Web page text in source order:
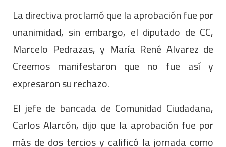
La directiva proclamó que la aprobación fue por
unanimidad, sin embargo, el diputado de CC,
Marcelo Pedrazas, y María René Alvarez de
Creemos manifestaron que no fue así y
expresaron su rechazo.
El jefe de bancada de Comunidad Ciudadana,
Carlos Alarcón, dijo que la aprobación fue por
más de dos tercios y calificó la jornada como